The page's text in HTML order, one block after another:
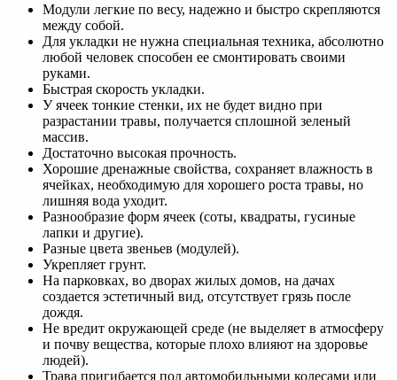
Модули легкие по весу, надежно и быстро скрепляются
между собой.
Для укладки не нужна специальная техника, абсолютно
любой человек способен ее смонтировать своими
руками.
Быстрая скорость укладки.
У ячеек тонкие стенки, их не будет видно при
разрастании травы, получается сплошной зеленый
массив.
Достаточно высокая прочность.
Хорошие дренажные свойства, сохраняет влажность в
ячейках, необходимую для хорошего роста травы, но
лишняя вода уходит.
Разнообразие форм ячеек (соты, квадраты, гусиные
лапки и другие).
Разные цвета звеньев (модулей).
Укрепляет грунт.
На парковках, во дворах жилых домов, на дачах
создается эстетичный вид, отсутствует грязь после
дождя.
Не вредит окружающей среде (не выделяет в атмосферу
и почву вещества, которые плохо влияют на здоровье
людей).
Трава пригибается под автомобильными колесами или